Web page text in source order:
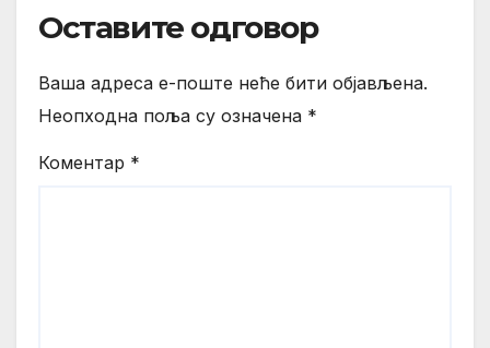
Оставите одговор
Ваша адреса е-поште неће бити објављена.
Неопходна поља су означена *
Коментар *